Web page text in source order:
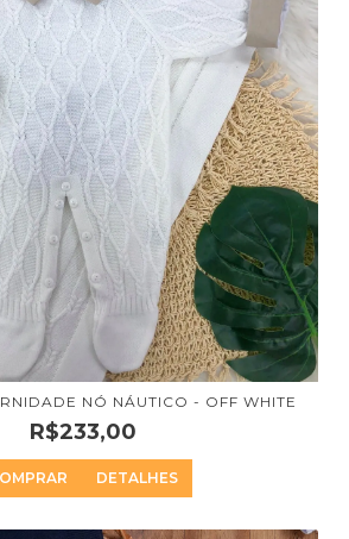
NÓ NÁUTICO - OFF WHITE
R$233,00
DETALHES